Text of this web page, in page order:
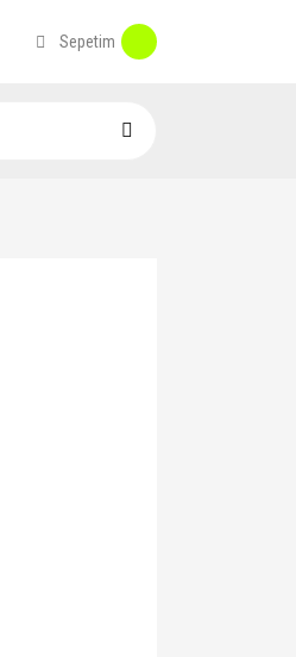
Sepetim